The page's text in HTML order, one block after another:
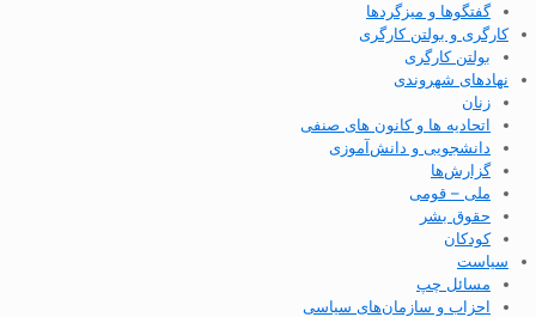
گفتگوها و میزگردها
کارگری و بولتن کارگری
بولتن کارگری
نهادهای شهروندی
زنان
اتحادیه ها و کانون های صنفی
دانشجویی و دانش‌آموزی
گزارش‌ها
ملی – قومی
حقوق بشر
کودکان
سیاست
مسائل چپ
احزاب و سازمان‌های سیاسی